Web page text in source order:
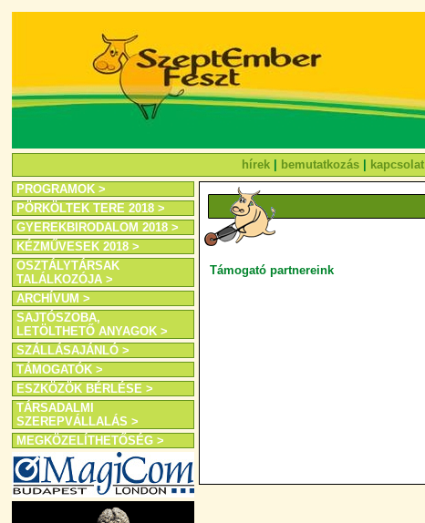
hírek bemutatkozás kapcsolat
PROGRAMOK >
PÖRKÖLTEK TERE 2018 >
GYEREKBIRODALOM 2018 >
KÉZMŰVESEK 2018 >
OSZTÁLYTÁRSAK
TALÁLKOZÓJA >
ARCHÍVUM >
SAJTÓSZOBA,
LETÖLTHETŐ ANYAGOK >
SZÁLLÁSAJÁNLÓ >
TÁMOGATÓK >
ESZKÖZÖK BÉRLÉSE >
TÁRSADALMI
SZEREPVÁLLALÁS >
MEGKÖZELÍTHETŐSÉG >
Támogató partnereink